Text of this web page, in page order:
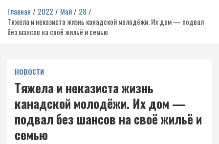
Главная 2022 Май
28
Тяжела и неказиста жизнь канадской молодёжи. Их дом — подвал
без шансов на своё жильё и семью
НОВОСТИ
Тяжела и неказиста жизнь
канадской молодёжи. Их дом —
подвал без шансов на своё жильё и
семью